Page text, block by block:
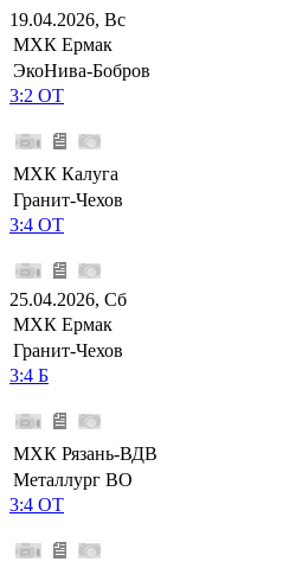
19.04.2026, Вс
МХК Ермак
ЭкоНива-Бобров
3:2 ОТ
МХК Калуга
Гранит-Чехов
3:4 ОТ
25.04.2026, Сб
МХК Ермак
Гранит-Чехов
3:4 Б
МХК Рязань-ВДВ
Металлург ВО
3:4 ОТ